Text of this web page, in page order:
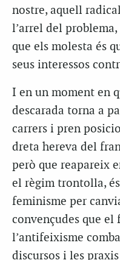
nostre, aquell
l’arrel del
que els molesta és
seus interessos
I en un moment en
descarada torna a
carrers i pren
dreta hereva del
però que reapareix
el règim trontolla,
feminisme per
convençudes que
l’antifeixisme
discursos i les